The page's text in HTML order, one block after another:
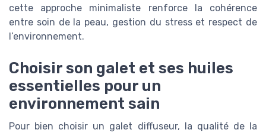
cette approche minimaliste renforce la cohérence
entre soin de la peau, gestion du stress et respect de
l’environnement.
Choisir son galet et ses huiles
essentielles pour un
environnement sain
Pour bien choisir un galet diffuseur, la qualité de la